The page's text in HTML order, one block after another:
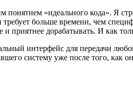
понятием «идеального кода». Я
больше времени, чем
дорабатывать. И как
интерфейс для передачи
систему уже после того, как